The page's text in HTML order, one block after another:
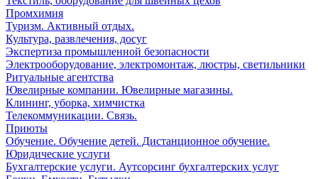
Промхимия
Туризм. Активный отдых.
Культура, развлечения, досуг
Экспертиза промышленной безопасности
Электрооборудование, электромонтаж, люстры, светильники
Ритуальные агентства
Ювелирные компании. Ювелирные магазины.
Клининг, уборка, химчистка
Телекоммуникации. Связь.
Приюты
Обучение. Обучение детей. Дистанционное обучение.
Юридические услуги
Бухгалтерские услуги. Аутсорсинг бухгалтерских услуг